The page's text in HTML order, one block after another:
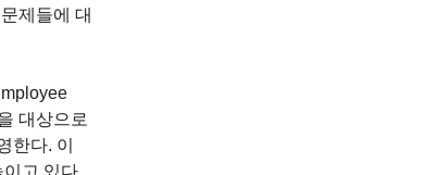
제들에 대
대상으로
한다. 이
고 있다.